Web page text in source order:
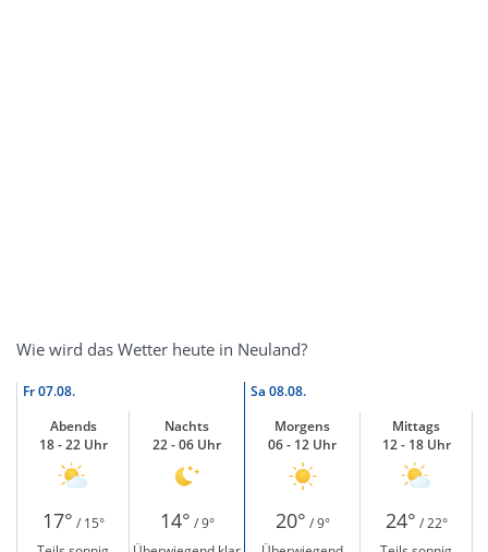
Wie wird das Wetter heute in Neuland?
Fr07.08. Sa 08.08.
Abends
18 - 22 Uhr
Nachts
22 - 06 Uhr
Morgens
06 - 12 Uhr
Mittags
12 - 18 Uhr
17° / 15° 14° / 9° 20° / 9° 24° / 22°